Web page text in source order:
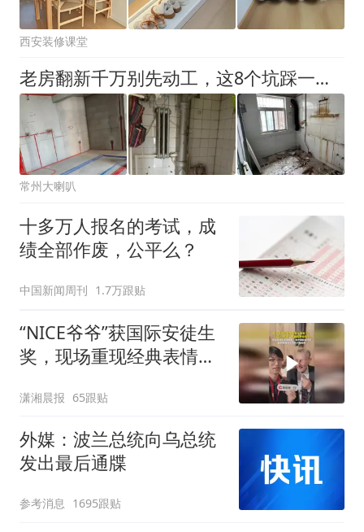
西安装修课堂
老房翻新千万别先动工，这8个坑踩一个后悔十年
常州大喇叭
十多万人报名的考试，成
绩全部作废，公平么？
中国新闻周刊 1.7万跟贴
“NICE爷爷”获国际安徒生
奖，现场重现经典表情
潇湘晨报 65跟贴
外媒：波兰总统向乌总统
发出最后通牒
参考消息 1695跟贴